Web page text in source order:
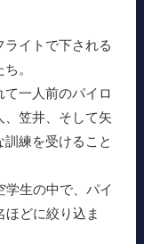
イトで下される
。
一人前のパイロ
、笠井、そして矢
練を受けること
学生の中で、パイ
ほどに絞り込ま